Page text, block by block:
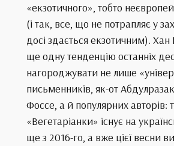
«екзотичного», тобто
(і так, все, що не потрапляє у
досі здається екзотичним). Хан
ще одну тенденцію останніх
нагороджувати не лише
письменників, як-от
Фоссе, а й популярних авторів:
«Вегетаріанки» існує на
ще з 2016-го, а вже цієї весни